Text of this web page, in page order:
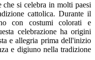
si celebra in molti paesi
cattolica. Durante il
con costumi colorati e
celebrazione ha origini
e allegria prima dell'inizio
e digiuno nella tradizione